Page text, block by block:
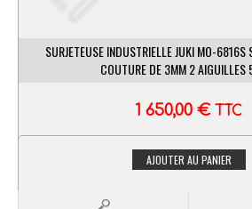
SURJETEUSE INDUSTRIELLE JUKI MO-6816S
COUTURE DE 3MM 2 AIGUILLES
1 650,00€ TTC
AJOUTER AU PANIER